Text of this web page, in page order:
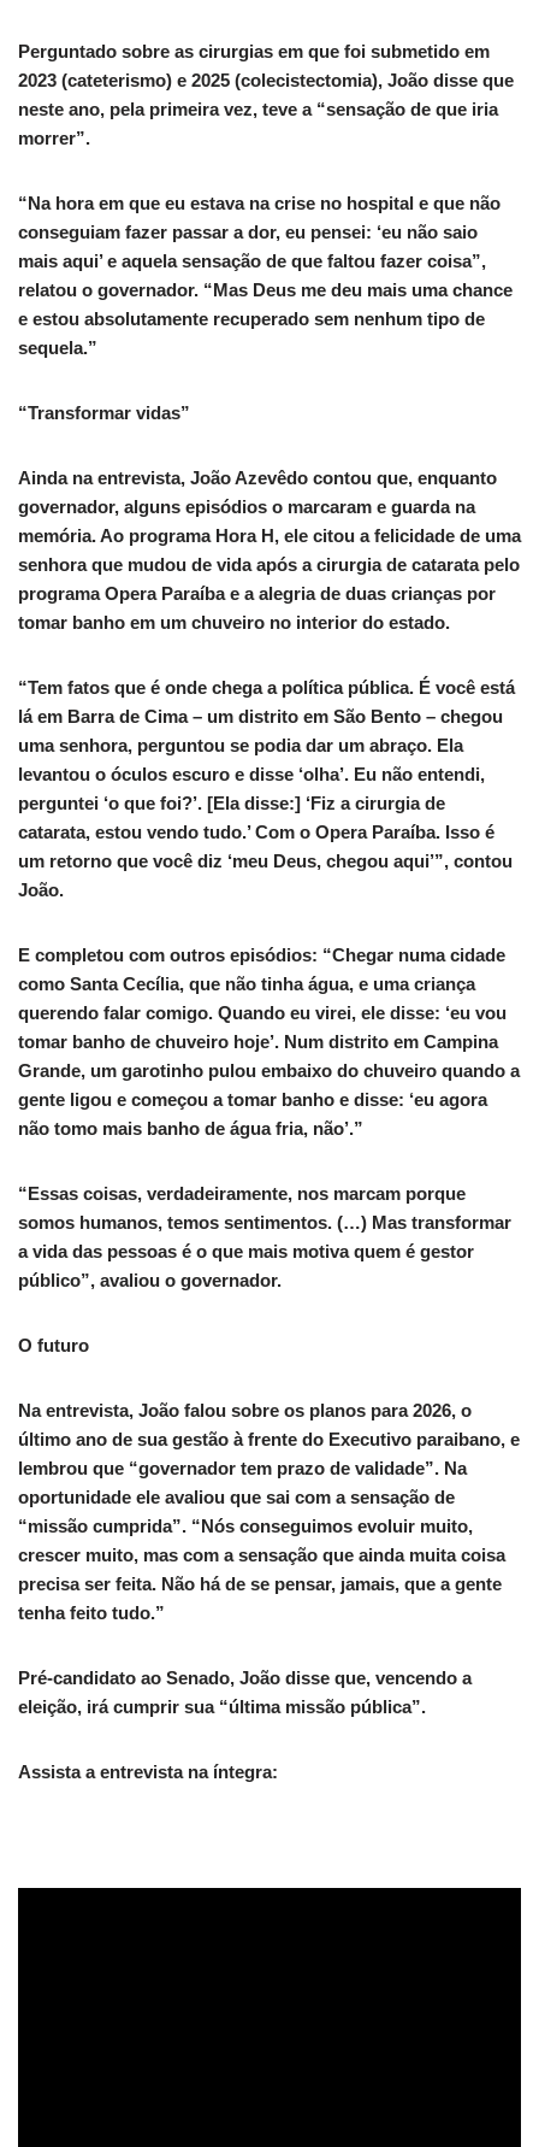
Perguntado sobre as cirurgias em que foi submetido em
2023 (cateterismo) e 2025 (colecistectomia), João disse que
neste ano, pela primeira vez, teve a “sensação de que iria
morrer”.
“Na hora em que eu estava na crise no hospital e que não
conseguiam fazer passar a dor, eu pensei: ‘eu não saio
mais aqui’ e aquela sensação de que faltou fazer coisa”,
relatou o governador. “Mas Deus me deu mais uma chance
e estou absolutamente recuperado sem nenhum tipo de
sequela.”
“Transformar vidas”
Ainda na entrevista, João Azevêdo contou que, enquanto
governador, alguns episódios o marcaram e guarda na
memória. Ao programa Hora H, ele citou a felicidade de uma
senhora que mudou de vida após a cirurgia de catarata pelo
programa Opera Paraíba e a alegria de duas crianças por
tomar banho em um chuveiro no interior do estado.
“Tem fatos que é onde chega a política pública. É você está
lá em Barra de Cima – um distrito em São Bento – chegou
uma senhora, perguntou se podia dar um abraço. Ela
levantou o óculos escuro e disse ‘olha’. Eu não entendi,
perguntei ‘o que foi?’. [Ela disse:] ‘Fiz a cirurgia de
catarata, estou vendo tudo.’ Com o Opera Paraíba. Isso é
um retorno que você diz ‘meu Deus, chegou aqui’”, contou
João.
E completou com outros episódios: “Chegar numa cidade
como Santa Cecília, que não tinha água, e uma criança
querendo falar comigo. Quando eu virei, ele disse: ‘eu vou
tomar banho de chuveiro hoje’. Num distrito em Campina
Grande, um garotinho pulou embaixo do chuveiro quando a
gente ligou e começou a tomar banho e disse: ‘eu agora
não tomo mais banho de água fria, não’.”
“Essas coisas, verdadeiramente, nos marcam porque
somos humanos, temos sentimentos. (…) Mas transformar
a vida das pessoas é o que mais motiva quem é gestor
público”, avaliou o governador.
O futuro
Na entrevista, João falou sobre os planos para 2026, o
último ano de sua gestão à frente do Executivo paraibano, e
lembrou que “governador tem prazo de validade”. Na
oportunidade ele avaliou que sai com a sensação de
“missão cumprida”. “Nós conseguimos evoluir muito,
crescer muito, mas com a sensação que ainda muita coisa
precisa ser feita. Não há de se pensar, jamais, que a gente
tenha feito tudo.”
Pré-candidato ao Senado, João disse que, vencendo a
eleição, irá cumprir sua “última missão pública”.
Assista a entrevista na íntegra: